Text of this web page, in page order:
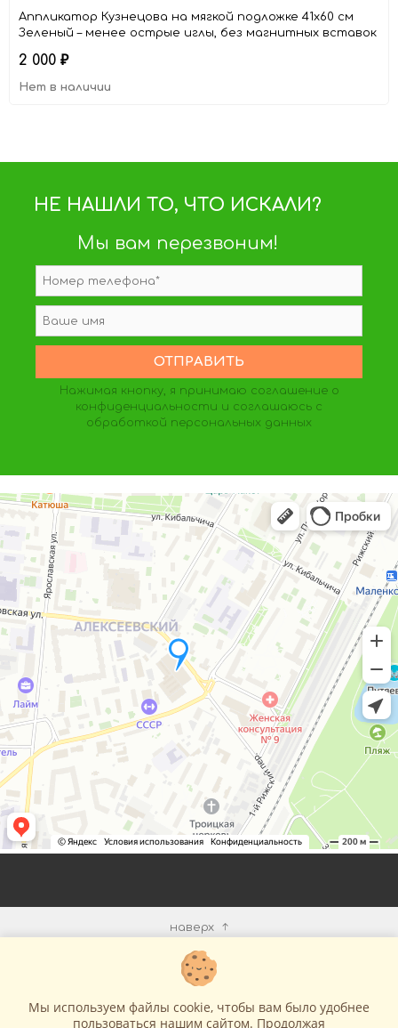
Аппликатор Кузнецова на мягкой подложке 41x60 см
Зеленый – менее острые иглы, без магнитных вставок
2 000 ₽
Нет в наличии
НЕ НАШЛИ ТО, ЧТО ИСКАЛИ?
Мы вам перезвоним!
Нажимая кнопку, я принимаю соглашение о
конфиденциальности и соглашаюсь с
обработкой персональных данных
наверх
ИНФОРМАЦИЯ
Мы используем файлы cookie, чтобы вам было удобнее
пользоваться нашим сайтом. Продолжая